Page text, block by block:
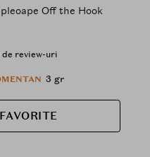
Off the Hook
de review-uri
3 gr